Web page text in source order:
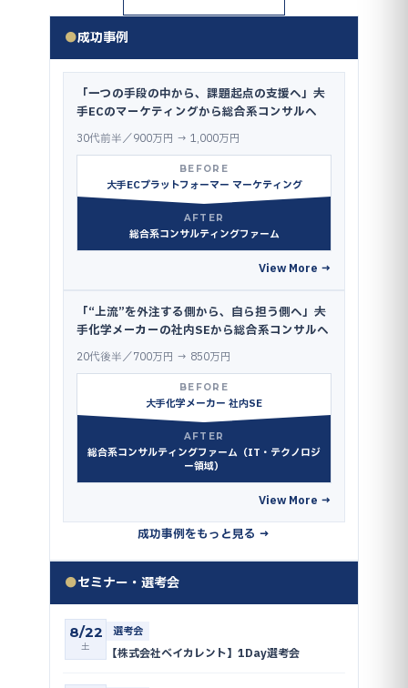
●成功事例
「一つの手段の中から、課題起点の支援へ」──大
手ECのマーケティングから総合系コンサルへ
30代前半／900万円 → 1,000万円
BEFORE
大手ECプラットフォーマー マーケティング
AFTER
総合系コンサルティングファーム
View More →
「“上流”を外注する側から、自ら担う側へ」──大
手化学メーカーの社内SEから総合系コンサルへ
20代後半／700万円 → 850万円
BEFORE
大手化学メーカー 社内SE
AFTER
総合系コンサルティングファーム（IT・テクノロジ
ー領域）
View More →
成功事例をもっと見る →
●セミナー・選考会
8/22
土
選考会
【株式会社ベイカレント】1Day選考会